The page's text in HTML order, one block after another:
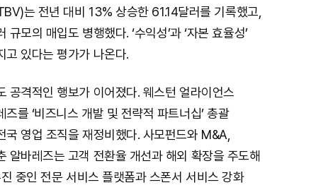
는 전년 대비 13% 상승한 61.14달러를 기록했고,
모의 매입도 병행했다. ‘수익성’과 ‘자본 효율성’
고 있다는 평가가 나온다.
공격적인 행보가 이어졌다. 웨스턴 얼라이언스
를 ‘비즈니스 개발 및 전략적 파트너십’ 총괄
국 영업 조직을 재정비했다. 사모펀드와 M&A,
알바레즈는 고객 전환율 개선과 해외 확장을 주도해
중인 전문 서비스 플랫폼과 스폰서 서비스 강화